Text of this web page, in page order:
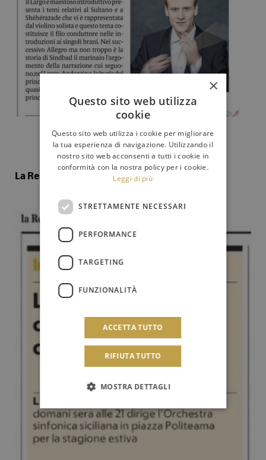
La Repubblica del 4 luglio 2024
×
Questo sito web utilizza
cookie
Questo sito web utilizza i cookie per migliorare
la tua esperienza di navigazione. Utilizzando il
nostro sito web acconsenti a tutti i cookie in
conformità con la nostra policy per i cookie.
Leggi di più
STRETTAMENTE NECESSARI
PERFORMANCE
TARGETING
FUNZIONALITÀ
ACCETTA TUTTO
RIFIUTA TUTTO
MOSTRA DETTAGLI